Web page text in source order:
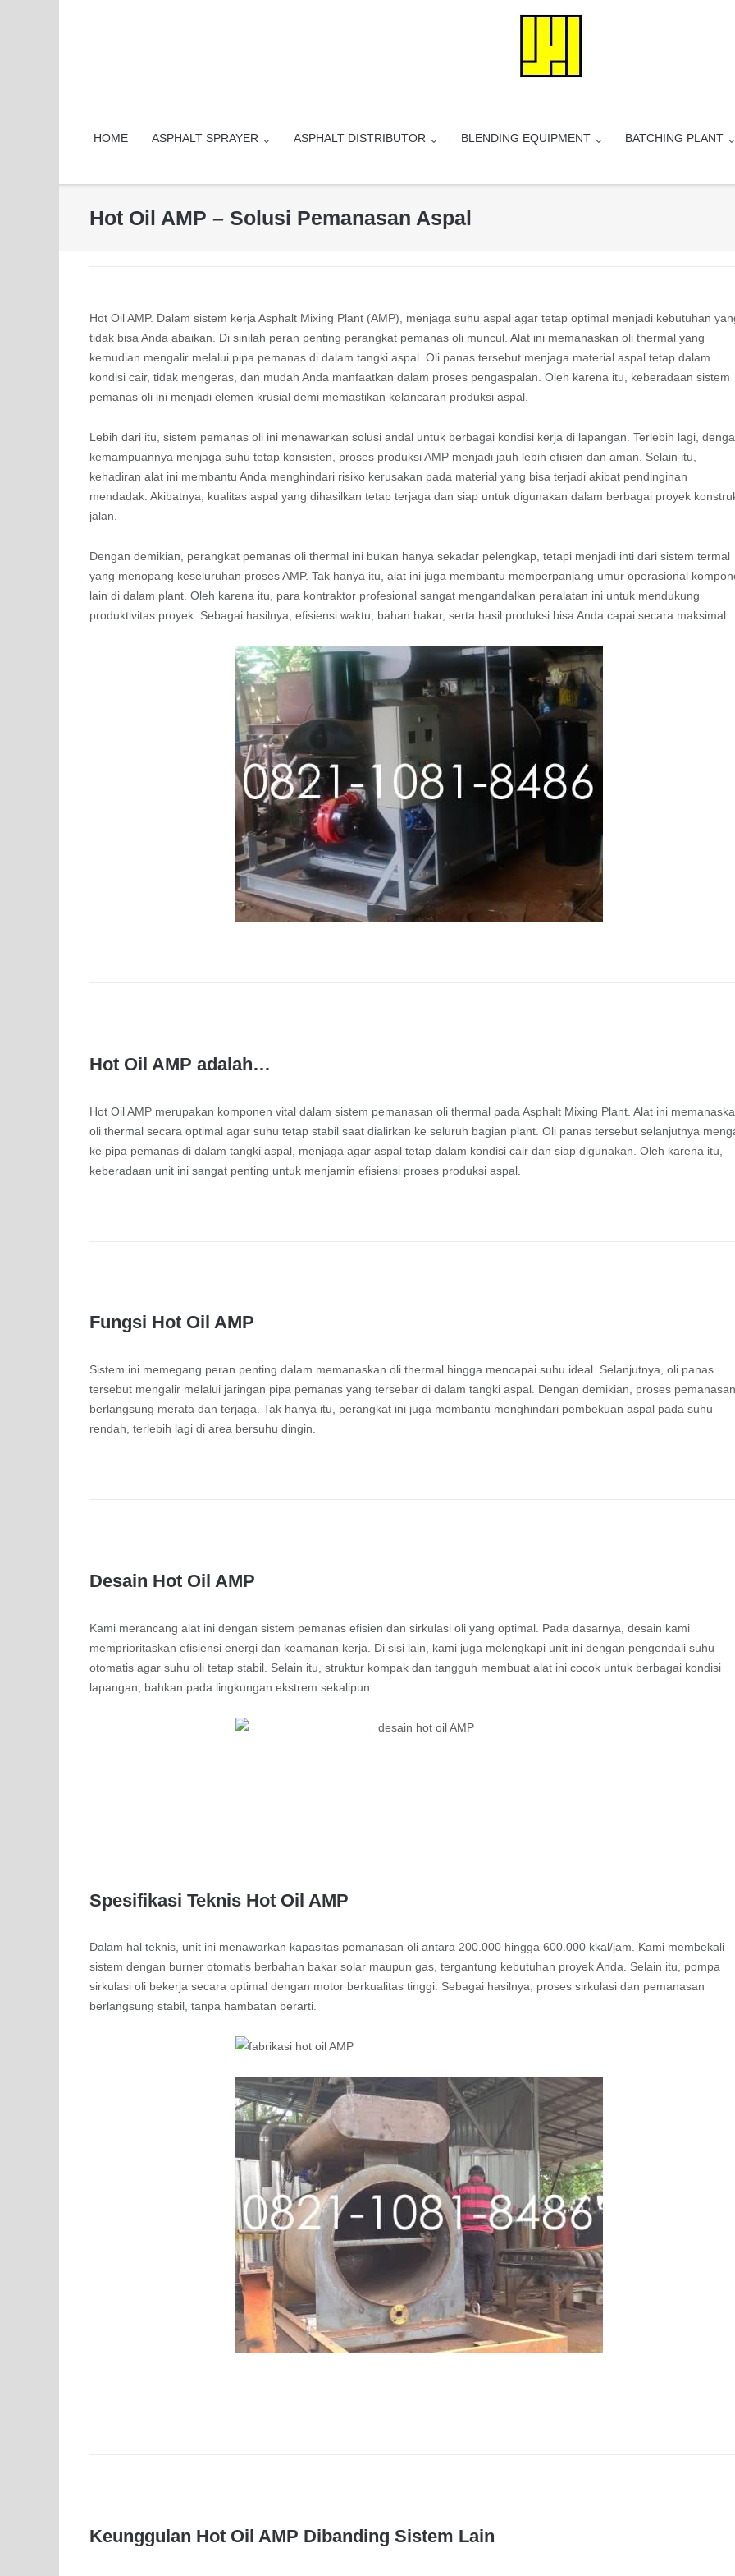
HOME ASPHALT SPRAYER ASPHALT DISTRIBUTOR BLENDING EQUIPMENT BATCHING PLANT
Hot Oil AMP – Solusi Pemanasan Aspal
Hot Oil AMP. Dalam sistem kerja Asphalt Mixing Plant (AMP), menjaga suhu aspal agar tetap optimal menjadi kebutuhan
tidak bisa Anda abaikan. Di sinilah peran penting perangkat pemanas oli muncul. Alat ini memanaskan oli thermal yang
kemudian mengalir melalui pipa pemanas di dalam tangki aspal. Oli panas tersebut menjaga material aspal tetap dalam
kondisi cair, tidak mengeras, dan mudah Anda manfaatkan dalam proses pengaspalan. Oleh karena itu, keberadaan sistem
pemanas oli ini menjadi elemen krusial demi memastikan kelancaran produksi aspal.
Lebih dari itu, sistem pemanas oli ini menawarkan solusi andal untuk berbagai kondisi kerja di lapangan. Terlebih lagi,
kemampuannya menjaga suhu tetap konsisten, proses produksi AMP menjadi jauh lebih efisien dan aman. Selain itu,
kehadiran alat ini membantu Anda menghindari risiko kerusakan pada material yang bisa terjadi akibat pendinginan
mendadak. Akibatnya, kualitas aspal yang dihasilkan tetap terjaga dan siap untuk digunakan dalam berbagai proyek
jalan.
Dengan demikian, perangkat pemanas oli thermal ini bukan hanya sekadar pelengkap, tetapi menjadi inti dari sistem termal
yang menopang keseluruhan proses AMP. Tak hanya itu, alat ini juga membantu memperpanjang umur operasional
lain di dalam plant. Oleh karena itu, para kontraktor profesional sangat mengandalkan peralatan ini untuk mendukung
produktivitas proyek. Sebagai hasilnya, efisiensi waktu, bahan bakar, serta hasil produksi bisa Anda capai secara maksimal.
Hot Oil AMP adalah…
Hot Oil AMP merupakan komponen vital dalam sistem pemanasan oli thermal pada Asphalt Mixing Plant. Alat ini
oli thermal secara optimal agar suhu tetap stabil saat dialirkan ke seluruh bagian plant. Oli panas tersebut selanjutnya
ke pipa pemanas di dalam tangki aspal, menjaga agar aspal tetap dalam kondisi cair dan siap digunakan. Oleh karena itu,
keberadaan unit ini sangat penting untuk menjamin efisiensi proses produksi aspal.
Fungsi Hot Oil AMP
Sistem ini memegang peran penting dalam memanaskan oli thermal hingga mencapai suhu ideal. Selanjutnya, oli panas
tersebut mengalir melalui jaringan pipa pemanas yang tersebar di dalam tangki aspal. Dengan demikian, proses pemanasan
berlangsung merata dan terjaga. Tak hanya itu, perangkat ini juga membantu menghindari pembekuan aspal pada suhu
rendah, terlebih lagi di area bersuhu dingin.
Desain Hot Oil AMP
Kami merancang alat ini dengan sistem pemanas efisien dan sirkulasi oli yang optimal. Pada dasarnya, desain kami
memprioritaskan efisiensi energi dan keamanan kerja. Di sisi lain, kami juga melengkapi unit ini dengan pengendali suhu
otomatis agar suhu oli tetap stabil. Selain itu, struktur kompak dan tangguh membuat alat ini cocok untuk berbagai kondisi
lapangan, bahkan pada lingkungan ekstrem sekalipun.
Spesifikasi Teknis Hot Oil AMP
Dalam hal teknis, unit ini menawarkan kapasitas pemanasan oli antara 200.000 hingga 600.000 kkal/jam. Kami membekali
sistem dengan burner otomatis berbahan bakar solar maupun gas, tergantung kebutuhan proyek Anda. Selain itu, pompa
sirkulasi oli bekerja secara optimal dengan motor berkualitas tinggi. Sebagai hasilnya, proses sirkulasi dan pemanasan
berlangsung stabil, tanpa hambatan berarti.
Keunggulan Hot Oil AMP Dibanding Sistem Lain